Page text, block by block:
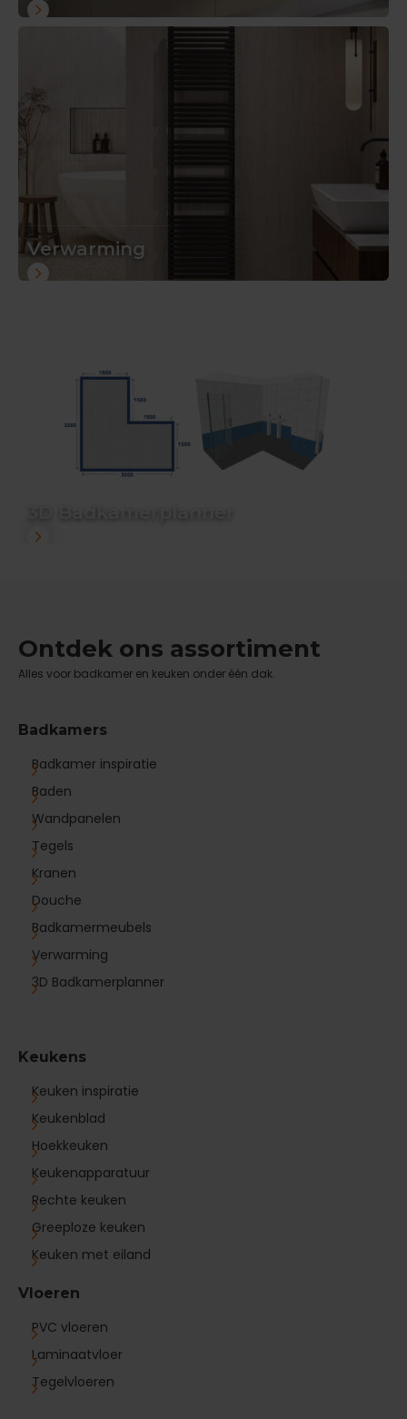
Verwarming
Ontdek ons assortiment
Alles voor badkamer en keuken onder één dak.
Badkamers
Badkamer inspiratie
Baden
Wandpanelen
Tegels
Kranen
Douche
Badkamermeubels
Verwarming
3D Badkamerplanner
Keukens
Keuken inspiratie
Keukenblad
Hoekkeuken
Keukenapparatuur
Rechte keuken
Greeploze keuken
Keuken met eiland
Vloeren
PVC vloeren
Laminaatvloer
Tegelvloeren